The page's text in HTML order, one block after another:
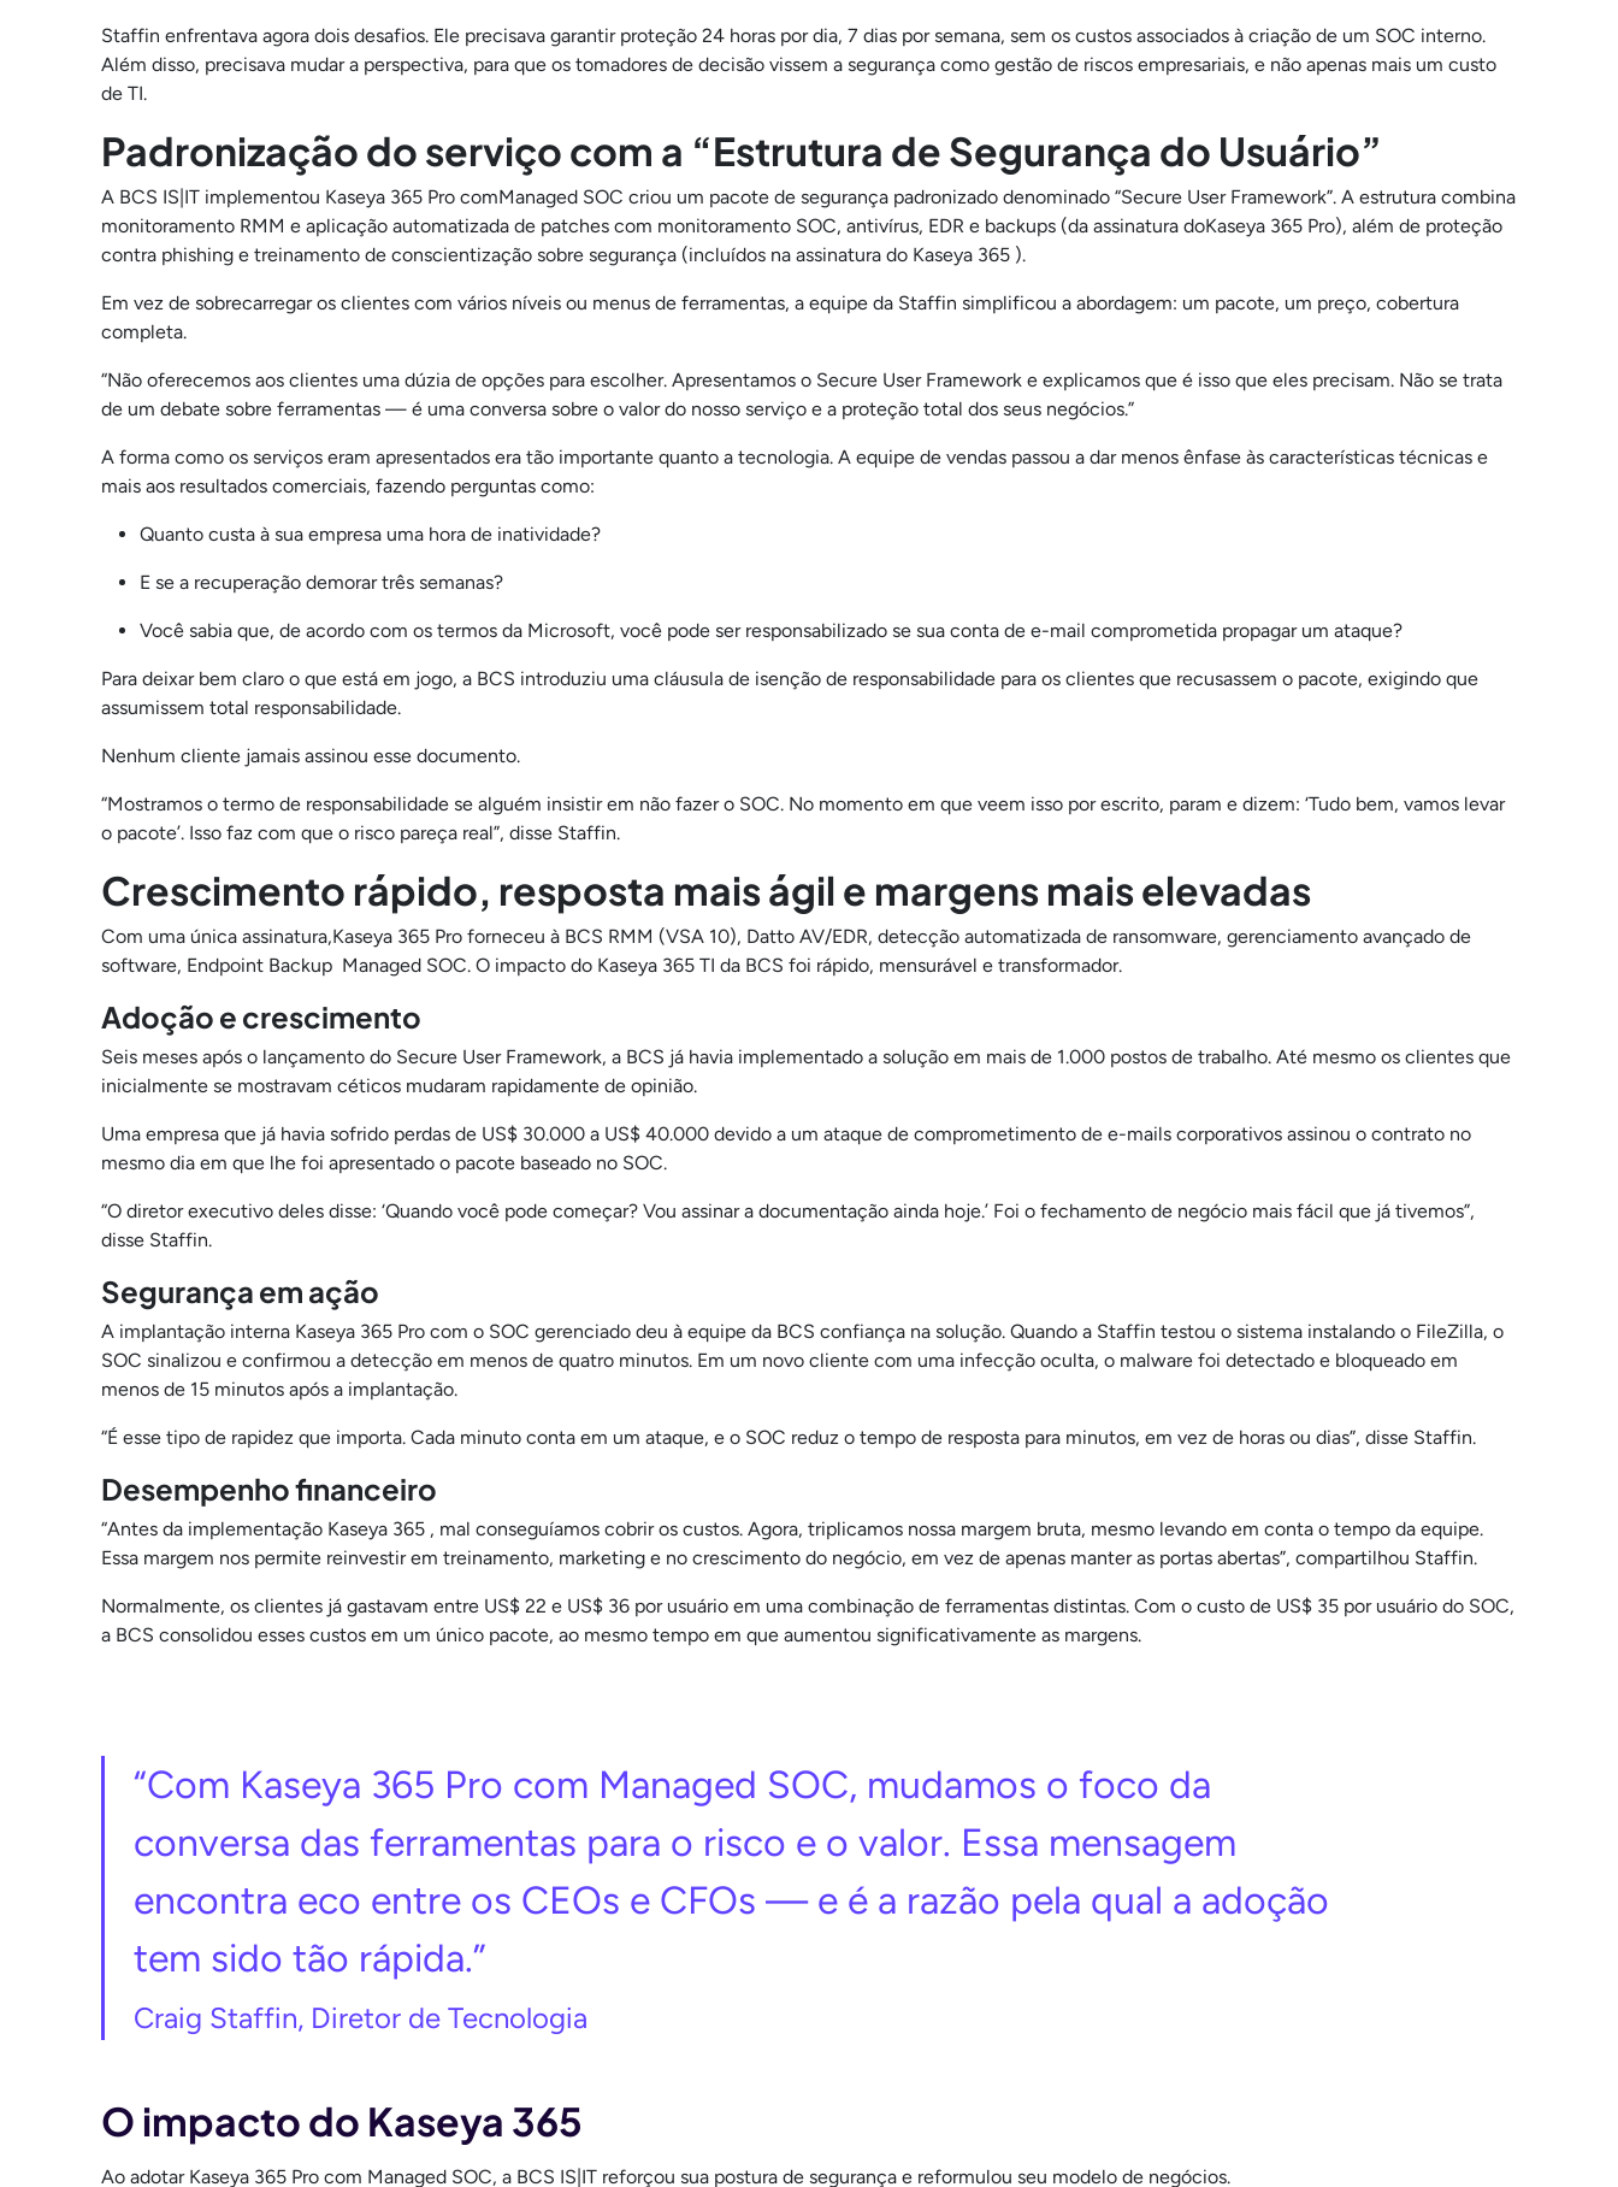
Staffin enfrentava agora dois desafios. Ele precisava garantir proteção 24 horas por dia, 7 dias por semana, sem os custos associados à criação de um SOC interno.
Além disso, precisava mudar a perspectiva, para que os tomadores de decisão vissem a segurança como gestão de riscos empresariais, e não apenas mais um custo
de TI.
Padronização do serviço com a “Estrutura de Segurança do Usuário”
A BCS IS|IT implementou Kaseya 365 Pro comManaged SOC criou um pacote de segurança padronizado denominado “Secure User Framework”. A estrutura combina
monitoramento RMM e aplicação automatizada de patches com monitoramento SOC, antivírus, EDR e backups (da assinatura doKaseya 365 Pro), além de proteção
contra phishing e treinamento de conscientização sobre segurança (incluídos na assinatura do Kaseya 365 ).
Em vez de sobrecarregar os clientes com vários níveis ou menus de ferramentas, a equipe da Staffin simplificou a abordagem: um pacote, um preço, cobertura
completa.
“Não oferecemos aos clientes uma dúzia de opções para escolher. Apresentamos o Secure User Framework e explicamos que é isso que eles precisam. Não se trata
de um debate sobre ferramentas — é uma conversa sobre o valor do nosso serviço e a proteção total dos seus negócios.”
A forma como os serviços eram apresentados era tão importante quanto a tecnologia. A equipe de vendas passou a dar menos ênfase às características técnicas e
mais aos resultados comerciais, fazendo perguntas como:
Quanto custa à sua empresa uma hora de inatividade?
E se a recuperação demorar três semanas?
Você sabia que, de acordo com os termos da Microsoft, você pode ser responsabilizado se sua conta de e-mail comprometida propagar um ataque?
Para deixar bem claro o que está em jogo, a BCS introduziu uma cláusula de isenção de responsabilidade para os clientes que recusassem o pacote, exigindo que
assumissem total responsabilidade.
Nenhum cliente jamais assinou esse documento.
“Mostramos o termo de responsabilidade se alguém insistir em não fazer o SOC. No momento em que veem isso por escrito, param e dizem: ‘Tudo bem, vamos levar
o pacote’. Isso faz com que o risco pareça real”, disse Staffin.
Crescimento rápido, resposta mais ágil e margens mais elevadas
Com uma única assinatura,Kaseya 365 Pro forneceu à BCS RMM (VSA 10), Datto AV/EDR, detecção automatizada de ransomware, gerenciamento avançado de
software, Endpoint Backup Managed SOC. O impacto do Kaseya 365 TI da BCS foi rápido, mensurável e transformador.
Adoção e crescimento
Seis meses após o lançamento do Secure User Framework, a BCS já havia implementado a solução em mais de 1.000 postos de trabalho. Até mesmo os clientes que
inicialmente se mostravam céticos mudaram rapidamente de opinião.
Uma empresa que já havia sofrido perdas de US$ 30.000 a US$ 40.000 devido a um ataque de comprometimento de e-mails corporativos assinou o contrato no
mesmo dia em que lhe foi apresentado o pacote baseado no SOC.
“O diretor executivo deles disse: ‘Quando você pode começar? Vou assinar a documentação ainda hoje.’ Foi o fechamento de negócio mais fácil que já tivemos”,
disse Staffin.
Segurança em ação
A implantação interna Kaseya 365 Pro com o SOC gerenciado deu à equipe da BCS confiança na solução. Quando a Staffin testou o sistema instalando o FileZilla, o
SOC sinalizou e confirmou a detecção em menos de quatro minutos. Em um novo cliente com uma infecção oculta, o malware foi detectado e bloqueado em
menos de 15 minutos após a implantação.
“É esse tipo de rapidez que importa. Cada minuto conta em um ataque, e o SOC reduz o tempo de resposta para minutos, em vez de horas ou dias”, disse Staffin.
Desempenho financeiro
“Antes da implementação Kaseya 365 , mal conseguíamos cobrir os custos. Agora, triplicamos nossa margem bruta, mesmo levando em conta o tempo da equipe.
Essa margem nos permite reinvestir em treinamento, marketing e no crescimento do negócio, em vez de apenas manter as portas abertas”, compartilhou Staffin.
Normalmente, os clientes já gastavam entre US$ 22 e US$ 36 por usuário em uma combinação de ferramentas distintas. Com o custo de US$ 35 por usuário do SOC,
a BCS consolidou esses custos em um único pacote, ao mesmo tempo em que aumentou significativamente as margens.
“Com Kaseya 365 Pro com Managed SOC, mudamos o foco da
conversa das ferramentas para o risco e o valor. Essa mensagem
encontra eco entre os CEOs e CFOs — e é a razão pela qual a adoção
tem sido tão rápida.”
Craig Staffin, Diretor de Tecnologia
O impacto do Kaseya 365
Ao adotar Kaseya 365 Pro com Managed SOC, a BCS IS|IT reforçou sua postura de segurança e reformulou seu modelo de negócios.